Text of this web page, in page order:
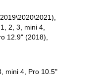
,
2, 3, mini 4,
12.9" (2018),
, mini 4, Pro 10.5"